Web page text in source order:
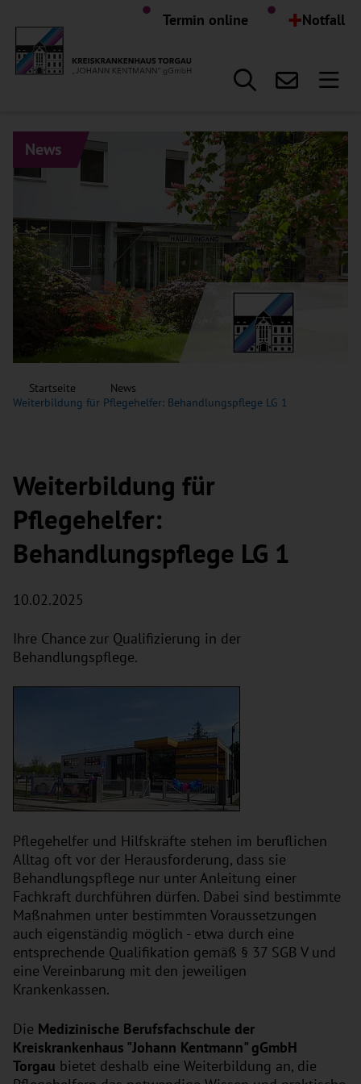
Hauptregion der Seite
Termin online +Notfall
News
Startseite
News
Weiterbildung für Pflegehelfer: Behandlungspflege LG 1
Weiterbildung für
Pflegehelfer:
Behandlungspflege LG 1
10.02.2025
Ihre Chance zur Qualifizierung in der
Behandlungspflege.
Pflegehelfer und Hilfskräfte stehen im beruflichen
Alltag oft vor der Herausforderung, dass sie
Behandlungspflege nur unter Anleitung einer
Fachkraft durchführen dürfen. Dabei sind bestimmte
Maßnahmen unter bestimmten Voraussetzungen
auch eigenständig möglich - etwa durch eine
entsprechende Qualifikation gemäß § 37 SGB V und
eine Vereinbarung mit den jeweiligen
Krankenkassen.
Die Medizinische Berufsfachschule der
Kreiskrankenhaus "Johann Kentmann" gGmbH
Torgau bietet deshalb eine Weiterbildung an, die